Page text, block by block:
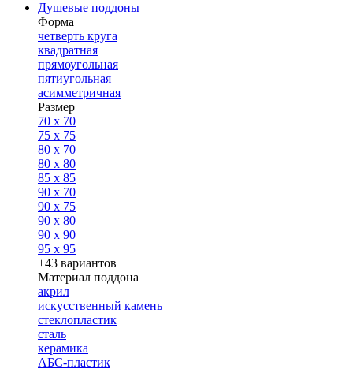
Душевые поддоны
Форма
четверть круга
квадратная
прямоугольная
пятиугольная
асимметричная
Размер
70 x 70
75 x 75
80 x 70
80 x 80
85 x 85
90 x 70
90 x 75
90 x 80
90 x 90
95 x 95
+43 вариантов
Материал поддона
акрил
искусственный камень
стеклопластик
сталь
керамика
АБС-пластик